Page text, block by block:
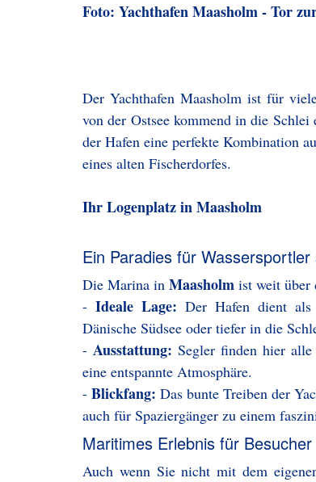
Foto: Yachthafen Maasholm - Tor
Der Yachthafen Maasholm ist für
von der Ostsee kommend in die
der Hafen eine perfekte Kombination
eines alten Fischerdorfes.
Ihr Logenplatz in Maasholm
Ein Paradies für
Die Marina in Maasholm ist weit über
- Ideale Lage: Der Hafen dient als
Dänische Südsee oder tiefer in die
- Ausstattung: Segler finden hier alle
eine entspannte Atmosphäre.
- Blickfang: Das bunte Treiben der
auch für Spaziergänger zu einem
Maritimes Erlebnis für
Auch wenn Sie nicht mit dem